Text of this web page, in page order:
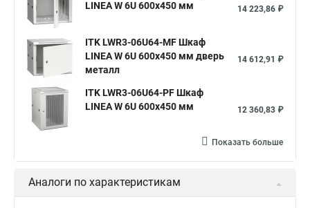
LINEA W 6U 600x450 мм
14 223,86 ₽
ITK LWR3-06U64-MF Шкаф
LINEA W 6U 600x450 мм дверь
металл
14 612,91 ₽
ITK LWR3-06U64-PF Шкаф
LINEA W 6U 600x450 мм
12 360,83 ₽
Показать больше
Аналоги по характеристикам